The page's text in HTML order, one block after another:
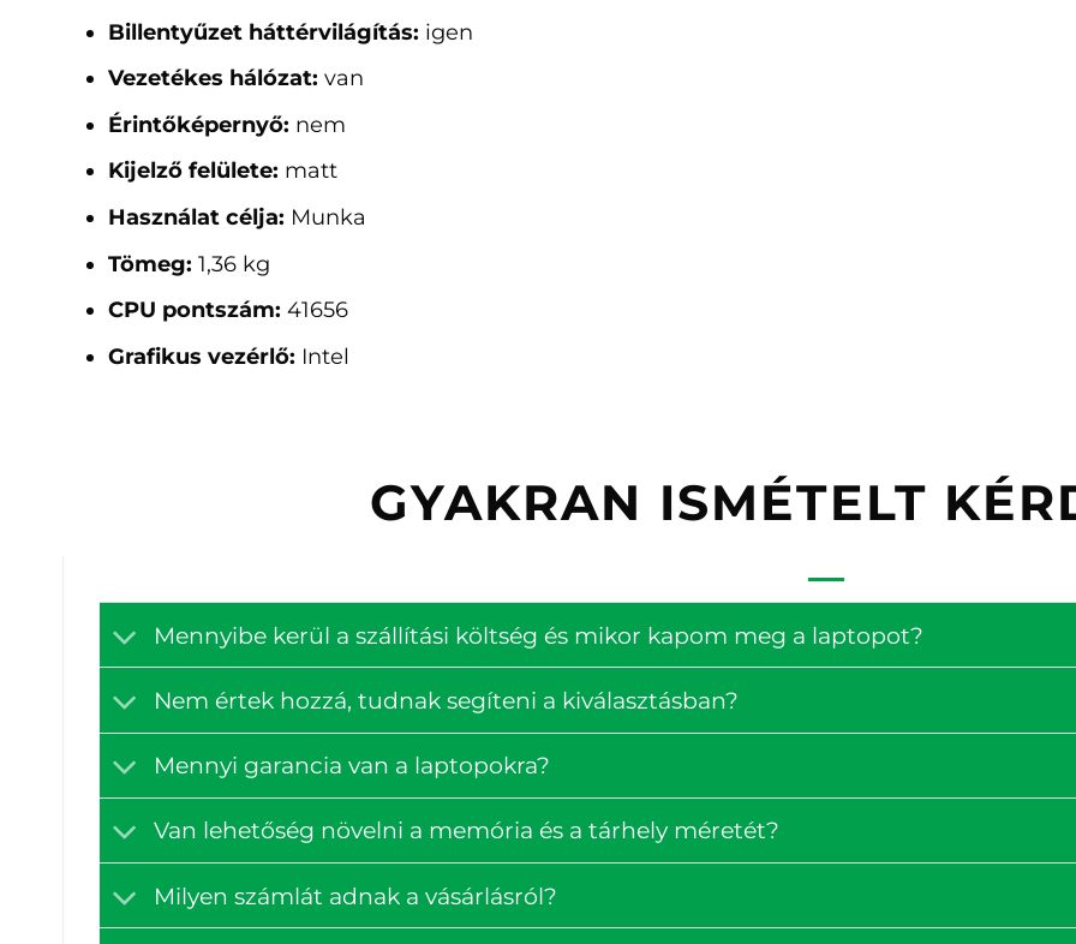
Billentyűzet háttérvilágítás: igen
Vezetékes hálózat: van
Érintőképernyő: nem
Kijelző felülete: matt
Használat célja: Munka
Tömeg: 1,36 kg
CPU pontszám: 41656
Grafikus vezérlő: Intel
GYAKRAN ISMÉTELT
Mennyibe kerül a szállítási költség és mikor kapom meg a laptopot?
Nem értek hozzá, tudnak segíteni a kiválasztásban?
Mennyi garancia van a laptopokra?
Van lehetőség növelni a memória és a tárhely méretét?
Milyen számlát adnak a vásárlásról?